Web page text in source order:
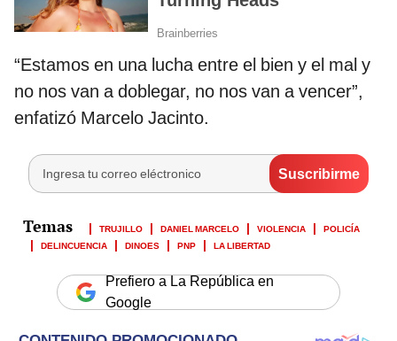
“Estamos en una lucha entre el bien y el mal y
no nos van a doblegar, no nos van a vencer”,
enfatizó Marcelo Jacinto.
TRUJILLO DANIEL MARCELO VIOLENCIA
POLICÍA
DELINCUENCIA
DINOES PNP LA LIBERTAD
Prefiero a La República en
Google